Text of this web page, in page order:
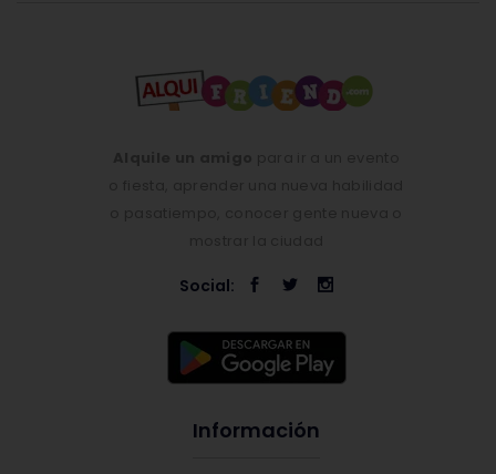
Social:
Información